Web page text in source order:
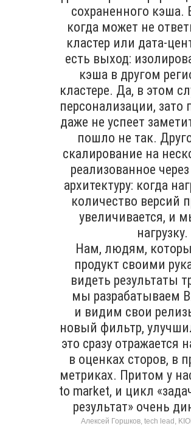
сохраненного кэша.
когда может не
кластер или дата-
есть выход:
кэша в другом
кластере. Да, в этом
персонализации, зато
даже не успеет
пошло не так.
скалирование на
реализованное
архитектуру: когда
количество версий
увеличивается, и
нагрузку.
Нам, людям,
продукт своими
видеть результаты
мы разрабатываем
и видим свои
новый фильтр,
это сразу отражается
в оценках сторов, в
метриках. Притом у
to market, и цикл
результат» очень
Алексей Горшков, tech lead,